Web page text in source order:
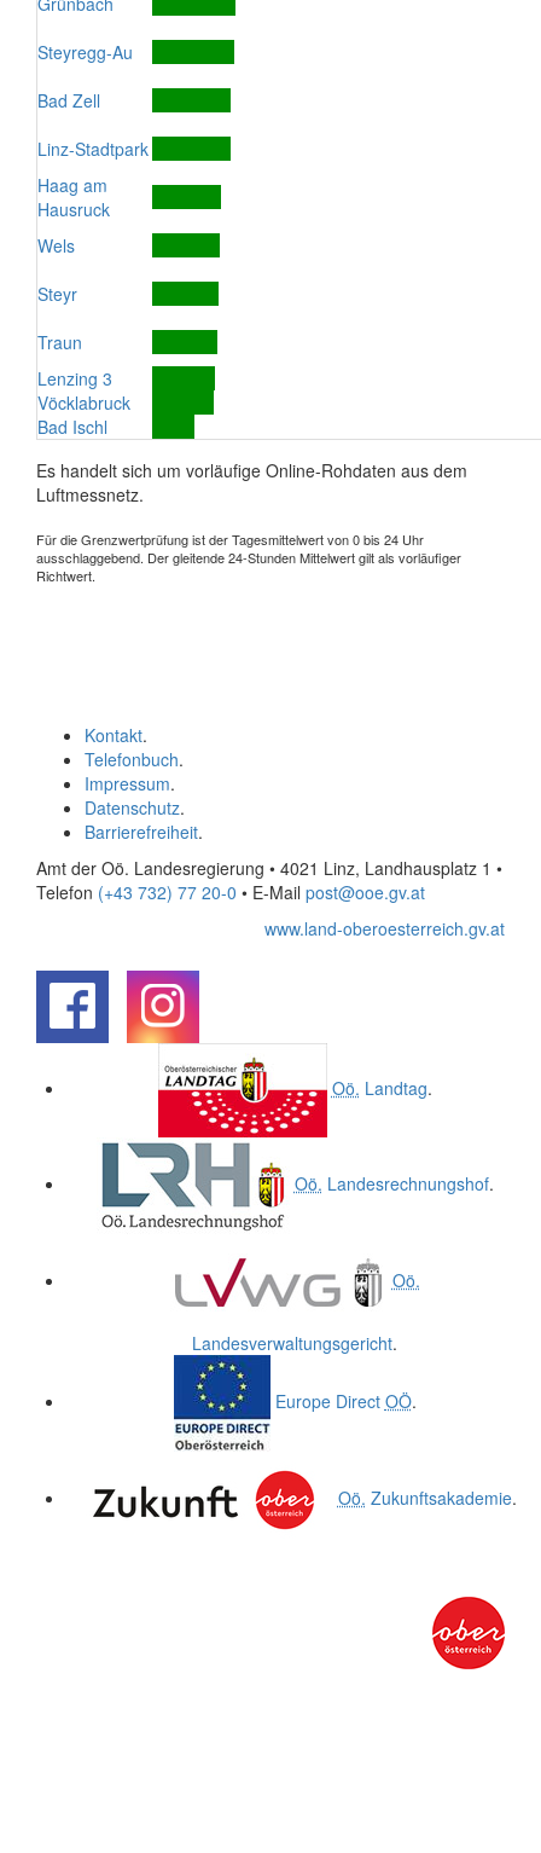
Steyregg-Au
Bad Zell
Linz-Stadtpark
Haag am
Hausruck
Wels
Steyr
Traun
Lenzing 3
Vöcklabruck
Bad Ischl
Es handelt sich um vorläufige Online-Rohdaten aus dem
Luftmessnetz.
Für die Grenzwertprüfung ist der Tagesmittelwert von 0 bis 24 Uhr
ausschlaggebend. Der gleitende 24-Stunden Mittelwert gilt als vorläufiger
Richtwert.
Kontakt.
Telefonbuch.
Impressum.
Datenschutz.
Barrierefreiheit.
Amt der Oö. Landesregierung • 4021 Linz, Landhausplatz 1 •
Telefon (+43 732) 77 20-0 • E-Mail post@ooe.gv.at
www.land-oberoesterreich.gv.at
Oö. Landtag.
Oö. Landesrechnungshof.
Oö.
Landesverwaltungsgericht.
Europe Direct OÖ.
Oö. Zukunftsakademie.